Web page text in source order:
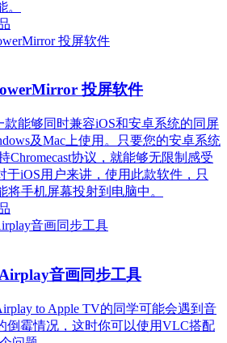
投屏软件
款能够同时兼容iOS和安卓系统的同屏
及Mac上使用。只要您的安卓系统
Chromecast协议，就能够无限制感受
于iOS用户来讲，使用此款软件，只
将手机屏幕投射到电脑中。
音画同步工具
to Apple TV的同学可能会遇到音
倒霉情况，这时你可以使用VLC搭配